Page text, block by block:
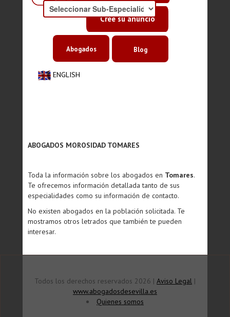
Cree su anuncio
ENGLISH
Abogados Blog
ABOGADOS MOROSIDAD TOMARES
Toda la información sobre los abogados en Tomares.
Te ofrecemos información detallada tanto de sus
especialidades como su información de contacto.
No existen abogados en la población solicitada. Te
mostramos otros letrados que también te pueden
interesar.
Todos los derechos reservados 2026 | Aviso Legal |
www.abogadosdesevilla.es
Quienes somos